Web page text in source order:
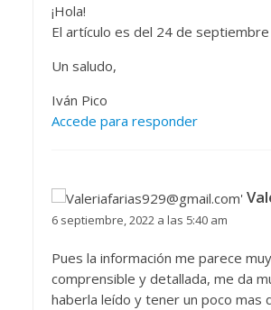
¡Hola!
El artículo es del 24 de
Un saludo,
Iván Pico
Accede para responder
6 septiembre, 2022 a las 5:40 am
Pues la información me parece muy
comprensible y detallada, me da
haberla leído y tener un poco mas